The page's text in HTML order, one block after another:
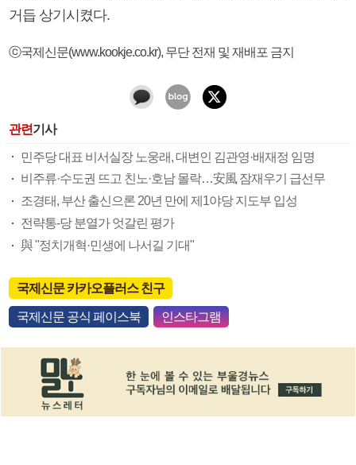
거듭 상기시켰다.
ⓒ국제신문(www.kookje.co.kr), 무단 전재 및 재배포 금지
관련기사
민주당 대표 비서실장 노웅래, 대변인 김관영·배재정 임명
비주류·수도권 뜨고 친노·호남 몰락…安風 잠재우기 급선무
조경태, 부산 출신으론 20년 만에 제1야당 지도부 입성
전략통-당 분열가 엇갈린 평가
與 "정치개혁·민생에 나서길 기대"
국제신문 카카오플러스 친구
국제신문 공식 페이스북 인스타그램